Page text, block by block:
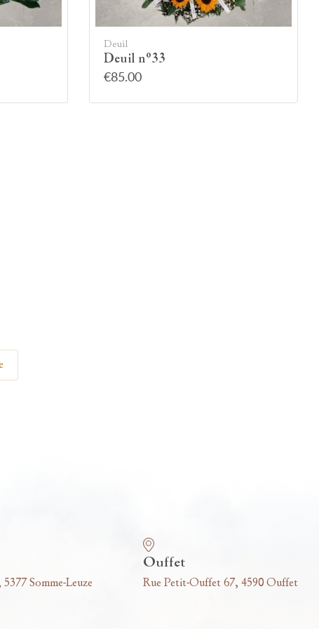
Deuil
Deuil n°33
€85.00
Somme-Leuze
Ouffet
Rue Petit-Ouffet 67, 4590 Ouffet